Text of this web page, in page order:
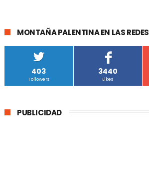
MONTAÑA PALENTINA EN LAS REDES
403
Followers
3440
Likes
PUBLICIDAD